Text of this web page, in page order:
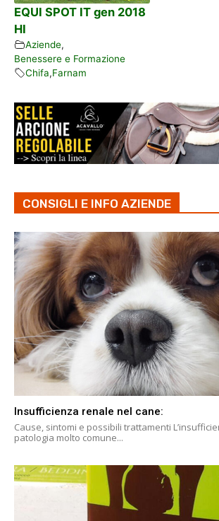
EQUI SPOT IT gen 2018
HI
Aziende,
Benessere e Formazione
Chifa,Farnam
CONSIGLI E INFO AZIENDE
Insufficienza renale nel cane:
Cause, sintomi e possibili trattamenti L’insufficienza renale è una
patologia molto comune...